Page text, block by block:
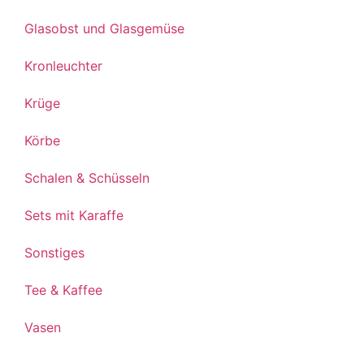
Glasobst und Glasgemüse
Kronleuchter
Krüge
Körbe
Schalen & Schüsseln
Sets mit Karaffe
Sonstiges
Tee & Kaffee
Vasen